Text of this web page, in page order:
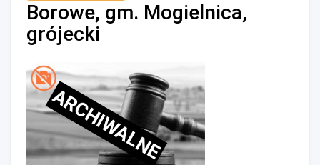
Borowe, gm. Mogielnica,
grójecki
ARCHIWALNE